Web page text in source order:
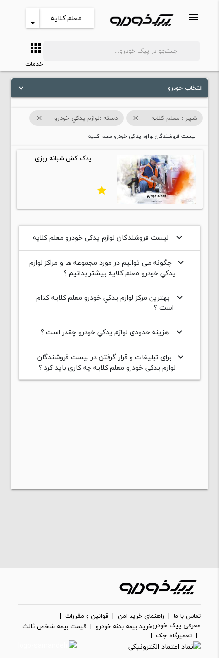
menu معلم کلایه arrow_drop_down
apps
خدمات
keyboard_arrow_down انتخاب خودرو
شهر : معلم کلایه close دسته :لوازم يدکي خودرو close
لیست فروشندگان لوازم یدکی خودرو معلم کلایه
یدک کش شبانه روزی
star
keyboard_arrow_down لیست فروشندگان لوازم یدکی خودرو معلم کلایه
keyboard_arrow_down چگونه می توانیم در مورد مجموعه ها و مراکز لوازم
يدکي خودرو معلم کلایه بیشتر بدانیم ؟
keyboard_arrow_down
بهترین مرکز لوازم يدکي خودرو معلم کلایه کدام
است ؟
keyboard_arrow_down هزینه حدودی لوازم يدکي خودرو چقدر است ؟
keyboard_arrow_down
برای تبلیغات و قرار گرفتن در لیست فروشندگان
لوازم یدکی خودرو معلم کلایه چه کاری باید کرد ؟
تماس با ما | راهنمای خرید امن | قوانین و مقررات |
معرفی پیک خودروخرید بیمه بدنه خودرو | قیمت بیمه شخص ثالث
|تعمیرگاه جک |